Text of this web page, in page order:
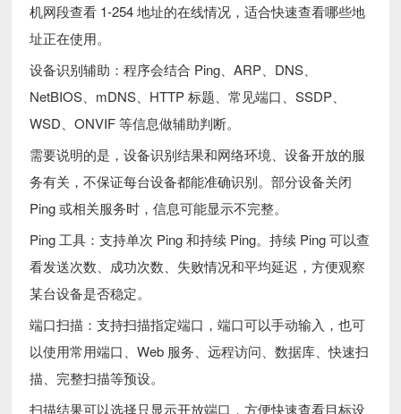
机网段查看 1-254 地址的在线情况，适合快速查看哪些地
址正在使用。
设备识别辅助：程序会结合 Ping、ARP、DNS、
NetBIOS、mDNS、HTTP 标题、常见端口、SSDP、
WSD、ONVIF 等信息做辅助判断。
需要说明的是，设备识别结果和网络环境、设备开放的服
务有关，不保证每台设备都能准确识别。部分设备关闭
Ping 或相关服务时，信息可能显示不完整。
Ping 工具：支持单次 Ping 和持续 Ping。持续 Ping 可以查
看发送次数、成功次数、失败情况和平均延迟，方便观察
某台设备是否稳定。
端口扫描：支持扫描指定端口，端口可以手动输入，也可
以使用常用端口、Web 服务、远程访问、数据库、快速扫
描、完整扫描等预设。
扫描结果可以选择只显示开放端口，方便快速查看目标设